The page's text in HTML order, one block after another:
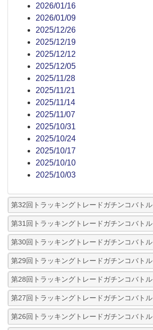
2026/01/16
2026/01/09
2025/12/26
2025/12/19
2025/12/12
2025/12/05
2025/11/28
2025/11/21
2025/11/14
2025/11/07
2025/10/31
2025/10/24
2025/10/17
2025/10/10
2025/10/03
第32回トラッキングトレードガチンコバトル
第31回トラッキングトレードガチンコバトル
第30回トラッキングトレードガチンコバトル
第29回トラッキングトレードガチンコバトル
第28回トラッキングトレードガチンコバトル
第27回トラッキングトレードガチンコバトル
第26回トラッキングトレードガチンコバトル